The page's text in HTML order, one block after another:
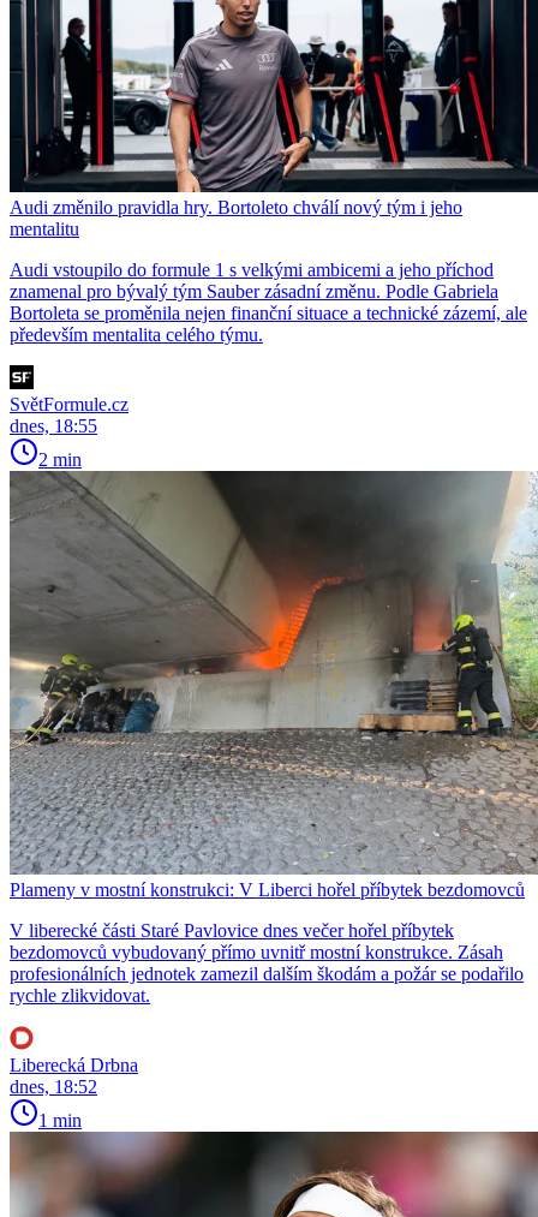
Audi změnilo pravidla hry. Bortoleto chválí nový tým i jeho
mentalitu
Audi vstoupilo do formule 1 s velkými ambicemi a jeho příchod
znamenal pro bývalý tým Sauber zásadní změnu. Podle Gabriela
Bortoleta se proměnila nejen finanční situace a technické zázemí, ale
především mentalita celého týmu.
SvětFormule.cz
dnes, 18:55
2 min
Plameny v mostní konstrukci: V Liberci hořel příbytek bezdomovců
V liberecké části Staré Pavlovice dnes večer hořel příbytek
bezdomovců vybudovaný přímo uvnitř mostní konstrukce. Zásah
profesionálních jednotek zamezil dalším škodám a požár se podařilo
rychle zlikvidovat.
Liberecká Drbna
dnes, 18:52
1 min